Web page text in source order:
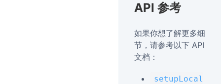
API 参考
如果你想了解更多细
节，请参考以下 API
文档：
setupLocal